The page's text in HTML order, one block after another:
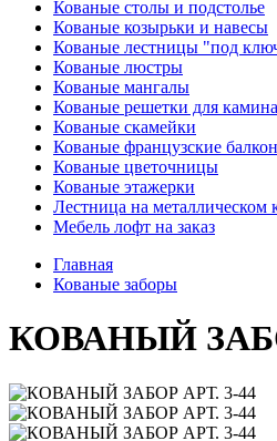
Кованые столы и подстолье
Кованые козырьки и навесы
Кованые лестницы "под
Кованые люстры
Кованые мангалы
Кованые решетки для камина
Кованые скамейки
Кованые французские
Кованые цветочницы
Кованые этажерки
Лестница на металлическом
Мебель лофт на заказ
Главная
Кованые заборы
КОВАНЫЙ